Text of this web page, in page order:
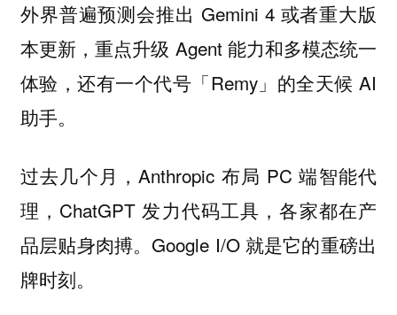
外界普遍预测会推出 Gemini 4 或者重大版
本更新，重点升级 Agent 能力和多模态统一
体验，还有一个代号「Remy」的全天候 AI
助手。
过去几个月，Anthropic 布局 PC 端智能代
理，ChatGPT 发力代码工具，各家都在产
品层贴身肉搏。Google I/O 就是它的重磅出
牌时刻。